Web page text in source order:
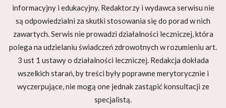
informacyjny i edukacyjny. Redaktorzy i wydawca serwisu nie
są odpowiedzialni za skutki stosowania się do porad w nich
zawartych. Serwis nie prowadzi działalności leczniczej, która
polega na udzielaniu świadczeń zdrowotnych w rozumieniu art.
3 ust 1 ustawy o działalności leczniczej. Redakcja dokłada
wszelkich starań, by treści były poprawne merytorycznie i
wyczerpujące, nie mogą one jednak zastąpić konsultacji ze
specjalistą.